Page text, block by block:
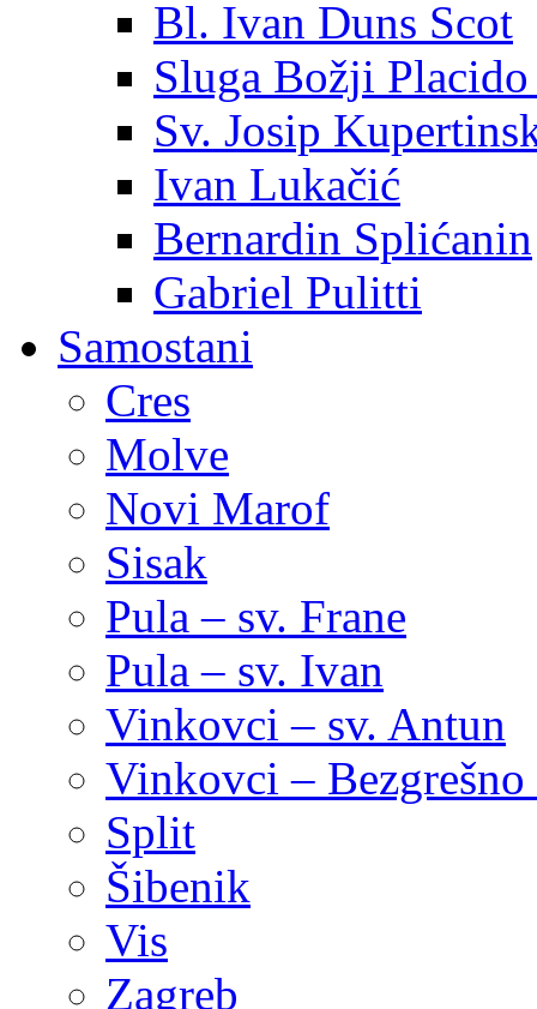
Bl. Ivan Duns Scot
Sluga Božji Placido
Sv. Josip
Ivan Lukačić
Bernardin Splićanin
Gabriel Pulitti
Samostani
Cres
Molve
Novi Marof
Sisak
Pula – sv. Frane
Pula – sv. Ivan
Vinkovci – sv. Antun
Vinkovci –
Split
Šibenik
Vis
Zagreb